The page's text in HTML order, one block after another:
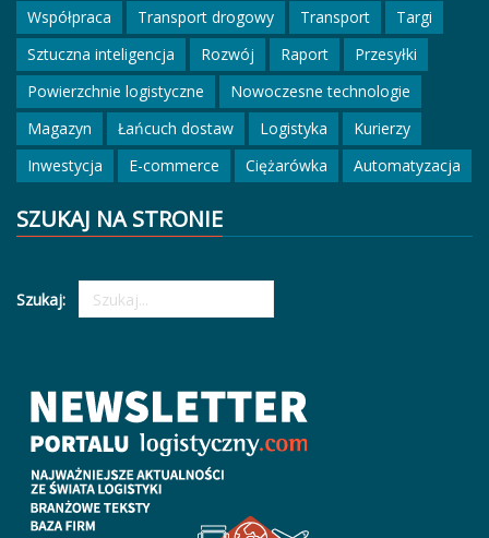
Współpraca Transport drogowy Transport
Targi
Sztuczna inteligencja
Rozwój Raport
Przesyłki
Powierzchnie logistyczne
Nowoczesne technologie
Magazyn
Łańcuch dostaw Logistyka
Kurierzy
Inwestycja
E-commerce Ciężarówka Automatyzacja
SZUKAJ NA STRONIE
Szukaj: